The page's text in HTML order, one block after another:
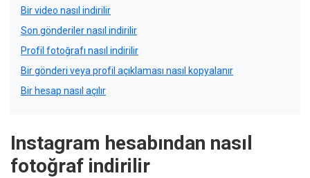
Bir video nasıl indirilir
Son gönderiler nasıl indirilir
Profil fotoğrafı nasıl indirilir
Bir gönderi veya profil açıklaması nasıl kopyalanır
Bir hesap nasıl açılır
Instagram hesabından nasıl
fotoğraf indirilir